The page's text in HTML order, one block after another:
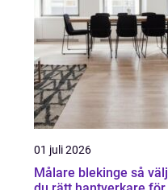
01 juli 2026
Målare blekinge så väljer